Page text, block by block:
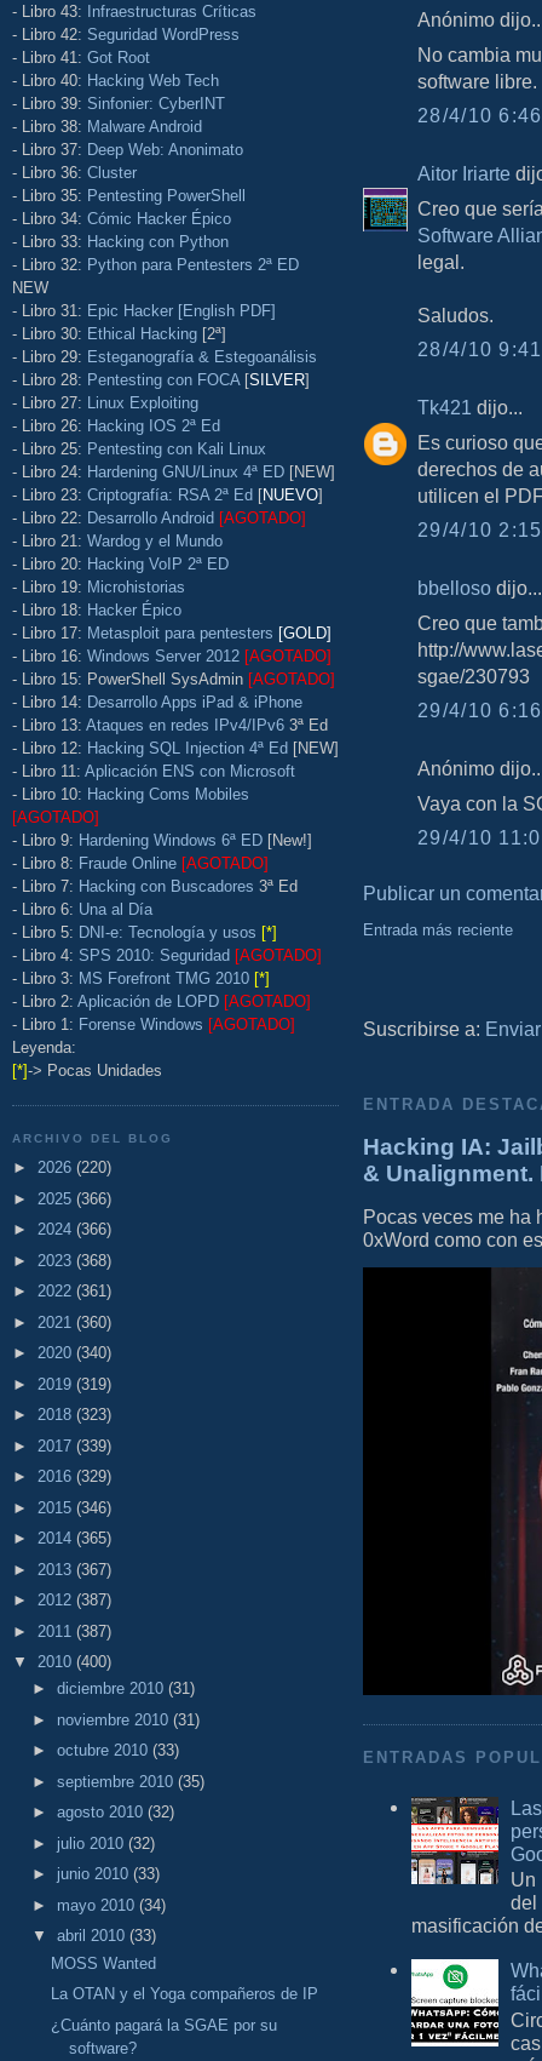
- Libro 43: Infraestructuras Críticas
- Libro 42: Seguridad WordPress
- Libro 41: Got Root
- Libro 40: Hacking Web Tech
- Libro 39: Sinfonier: CyberINT
- Libro 38: Malware Android
- Libro 37: Deep Web: Anonimato
- Libro 36: Cluster
- Libro 35: Pentesting PowerShell
- Libro 34: Cómic Hacker Épico
- Libro 33: Hacking con Python
- Libro 32: Python para Pentesters 2ª ED
NEW
- Libro 31: Epic Hacker [English PDF]
- Libro 30: Ethical Hacking [2ª]
- Libro 29: Esteganografía & Estegoanálisis
- Libro 28: Pentesting con FOCA [SILVER]
- Libro 27: Linux Exploiting
- Libro 26: Hacking IOS 2ª Ed
- Libro 25: Pentesting con Kali Linux
- Libro 24: Hardening GNU/Linux 4ª ED [NEW]
- Libro 23: Criptografía: RSA 2ª Ed [NUEVO]
- Libro 22: Desarrollo Android [AGOTADO]
- Libro 21: Wardog y el Mundo
- Libro 20: Hacking VoIP 2ª ED
- Libro 19: Microhistorias
- Libro 18: Hacker Épico
- Libro 17: Metasploit para pentesters [GOLD]
- Libro 16: Windows Server 2012 [AGOTADO]
- Libro 15: PowerShell SysAdmin [AGOTADO]
- Libro 14: Desarrollo Apps iPad & iPhone
- Libro 13: Ataques en redes IPv4/IPv6 3ª Ed
- Libro 12: Hacking SQL Injection 4ª Ed [NEW]
- Libro 11: Aplicación ENS con Microsoft
- Libro 10: Hacking Coms Mobiles
[AGOTADO]
- Libro 9: Hardening Windows 6ª ED [New!]
- Libro 8: Fraude Online [AGOTADO]
- Libro 7: Hacking con Buscadores 3ª Ed
- Libro 6: Una al Día
- Libro 5: DNI-e: Tecnología y usos [*]
- Libro 4: SPS 2010: Seguridad [AGOTADO]
- Libro 3: MS Forefront TMG 2010 [*]
- Libro 2: Aplicación de LOPD [AGOTADO]
- Libro 1: Forense Windows [AGOTADO]
Leyenda:
[*]-> Pocas Unidades
ARCHIVO DEL BLOG
► 2026 (220)
► 2025 (366)
► 2024 (366)
► 2023 (368)
► 2022 (361)
► 2021 (360)
► 2020 (340)
► 2019 (319)
► 2018 (323)
► 2017 (339)
► 2016 (329)
► 2015 (346)
► 2014 (365)
► 2013 (367)
► 2012 (387)
► 2011 (387)
▼ 2010 (400)
► diciembre 2010 (31)
► noviembre 2010 (31)
► octubre 2010 (33)
► septiembre 2010 (35)
► agosto 2010 (32)
► julio 2010 (32)
► junio 2010 (33)
► mayo 2010 (34)
▼ abril 2010 (33)
MOSS Wanted
La OTAN y el Yoga compañeros de IP
¿Cuánto pagará la SGAE por su
software?
Anónimo
No cambia
software libre.
28/4/10
Aitor Iriarte
Creo que
Software
legal.
Saludos.
28/4/10
Tk421 dijo...
Es curioso
derechos de
utilicen el
29/4/10
bbelloso dijo...
Creo que
http://
sgae/230793
29/4/10
Anónimo
Vaya con la
29/4/10
Publicar un
Entrada más reciente
Suscribirse a:
ENTRADA
Hacking IA:
&
Pocas veces me ha
0xWord como con
ENTRADAS
Un
del
masificación